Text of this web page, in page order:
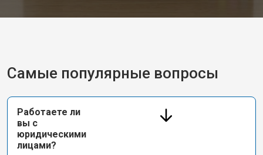
Самые популярные вопросы
Работаете ли
вы с
юридическими
лицами?